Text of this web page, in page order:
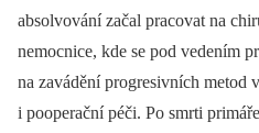
absolvování začal pracovat na
nemocnice, kde se pod vedením
na zavádění progresivních metod
i pooperační péči. Po smrti